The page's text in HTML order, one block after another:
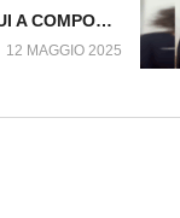
PARENTAL COACH: “SE CONTINUI A COMPORTARTI COSI’ RIMARRAI DA SOLO!”
12 MAGGIO 2025